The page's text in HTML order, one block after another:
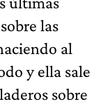
las
al
y ella sale
sobre